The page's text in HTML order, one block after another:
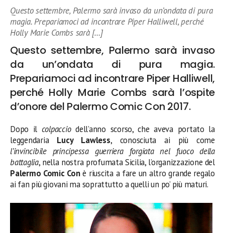
Questo settembre, Palermo sarà invaso da un’ondata di pura
magia. Prepariamoci ad incontrare Piper Halliwell, perché
Holly Marie Combs sarà […]
Questo settembre, Palermo sarà invaso
da un’ondata di pura magia.
Prepariamoci ad incontrare Piper Halliwell,
perché Holly Marie Combs sarà l’ospite
d’onore del Palermo Comic Con 2017.
Dopo il colpacciodell’anno scorso, che aveva portato la
leggendaria Lucy Lawless, conosciuta ai più come
l’invincibile principessa guerriera forgiata nel fuoco della
battaglia, nella nostra profumata Sicilia, l’organizzazione del
Palermo Comic Conè riuscita a fare un altro grande regalo
ai fan più giovani ma soprattutto a quelli un po’ più maturi.